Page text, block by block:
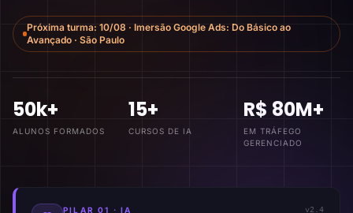
Próxima turma: 10/08 · Imersão Google Ads: Do Básico ao
Avançado · São Paulo
50k+
ALUNOS FORMADOS
15+
CURSOS DE IA
R$ 80M+
EM TRÁFEGO
GERENCIADO
PILAR 01 · IA v2.4